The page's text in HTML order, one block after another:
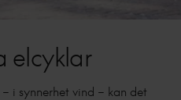
elcyklar
i synnerhet vind – kan det